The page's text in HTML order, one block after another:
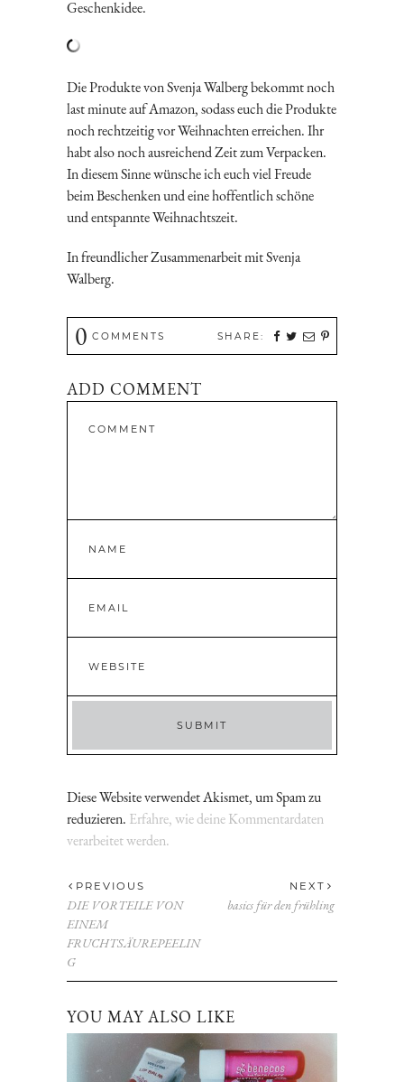
Geschenkidee.
Die Produkte von Svenja Walberg bekommt noch
last minute auf Amazon, sodass euch die Produkte
noch rechtzeitig vor Weihnachten erreichen. Ihr
habt also noch ausreichend Zeit zum Verpacken.
In diesem Sinne wünsche ich euch viel Freude
beim Beschenken und eine hoffentlich schöne
und entspannte Weihnachtszeit.
In freundlicher Zusammenarbeit mit Svenja
Walberg.
0 COMMENTS SHARE:
ADD COMMENT
Diese Website verwendet Akismet, um Spam zu
reduzieren. Erfahre, wie deine Kommentardaten
verarbeitet werden.
PREVIOUS
DIE VORTEILE VON
EINEM
FRUCHTSÄUREPEELIN
G
NEXT
basics für den frühling
YOU MAY ALSO LIKE